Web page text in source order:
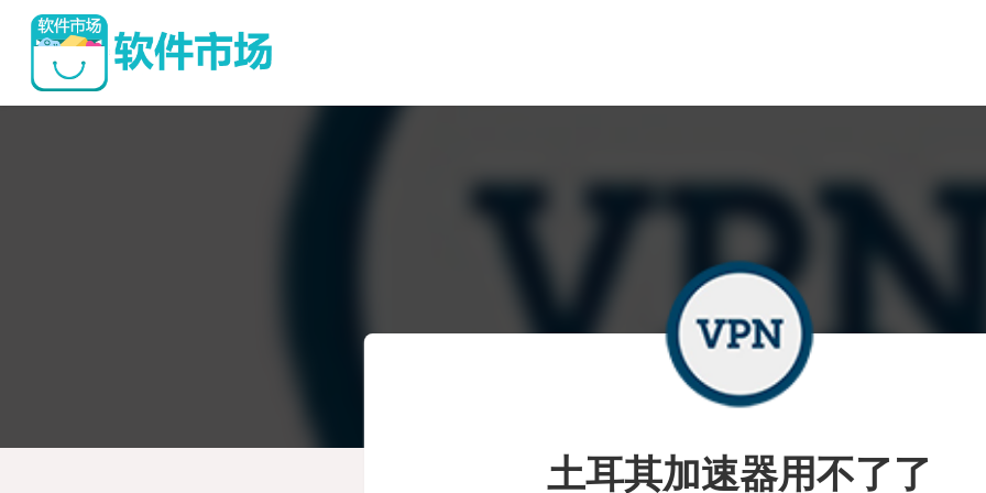
土耳其加速器用不了了